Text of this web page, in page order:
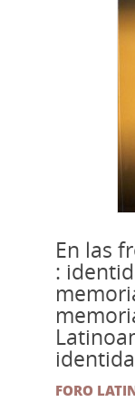
En las
:
FORO